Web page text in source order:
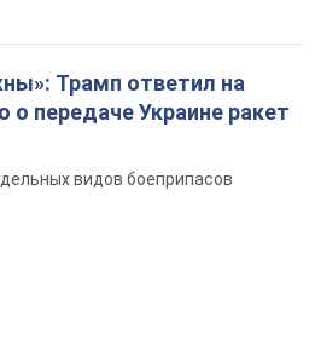
Трамп ответил на
о передаче Украине ракет
видов боеприпасов